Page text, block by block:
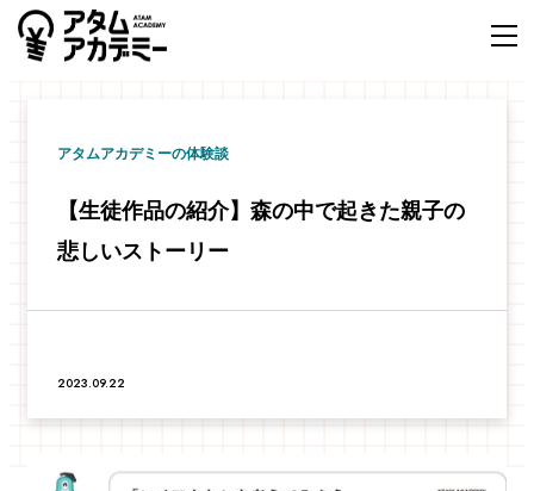
アタムアカデミーの体験談
【生徒作品の紹介】森の中で起きた親子の
悲しいストーリー
2023.09.22